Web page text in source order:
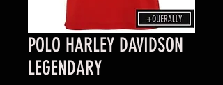
POLO HARLEY DAVIDSON
LEGENDARY